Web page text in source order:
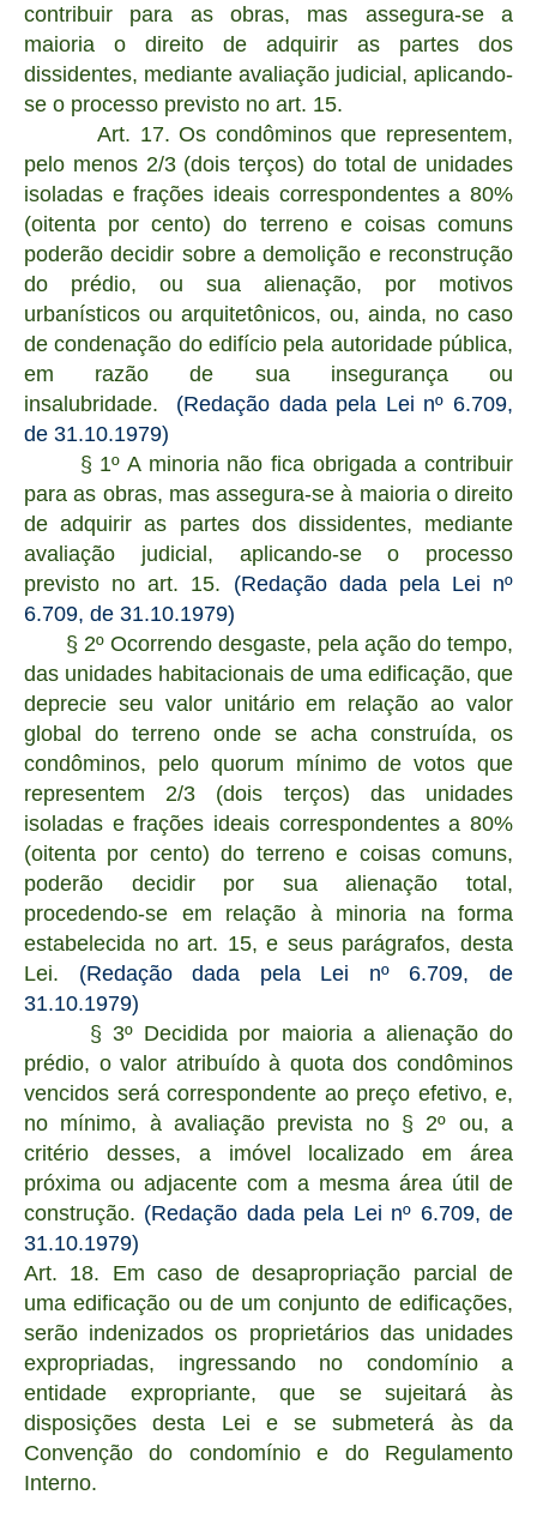
contribuir para as obras, mas assegura-se a
maioria o direito de adquirir as partes dos
dissidentes, mediante avaliação judicial, aplicando-
se o processo previsto no art. 15.
Art. 17. Os condôminos que representem,
pelo menos 2/3 (dois terços) do total de unidades
isoladas e frações ideais correspondentes a 80%
(oitenta por cento) do terreno e coisas comuns
poderão decidir sobre a demolição e reconstrução
do prédio, ou sua alienação, por motivos
urbanísticos ou arquitetônicos, ou, ainda, no caso
de condenação do edifício pela autoridade pública,
em razão de sua insegurança ou
insalubridade. (Redação dada pela Lei nº 6.709,
de 31.10.1979)
§ 1º A minoria não fica obrigada a contribuir
para as obras, mas assegura-se à maioria o direito
de adquirir as partes dos dissidentes, mediante
avaliação judicial, aplicando-se o processo
previsto no art. 15. (Redação dada pela Lei nº
6.709, de 31.10.1979)
§ 2º Ocorrendo desgaste, pela ação do tempo,
das unidades habitacionais de uma edificação, que
deprecie seu valor unitário em relação ao valor
global do terreno onde se acha construída, os
condôminos, pelo quorum mínimo de votos que
representem 2/3 (dois terços) das unidades
isoladas e frações ideais correspondentes a 80%
(oitenta por cento) do terreno e coisas comuns,
poderão decidir por sua alienação total,
procedendo-se em relação à minoria na forma
estabelecida no art. 15, e seus parágrafos, desta
Lei. (Redação dada pela Lei nº 6.709, de
31.10.1979)
§ 3º Decidida por maioria a alienação do
prédio, o valor atribuído à quota dos condôminos
vencidos será correspondente ao preço efetivo, e,
no mínimo, à avaliação prevista no § 2º ou, a
critério desses, a imóvel localizado em área
próxima ou adjacente com a mesma área útil de
construção. (Redação dada pela Lei nº 6.709, de
31.10.1979)
Art. 18. Em caso de desapropriação parcial de
uma edificação ou de um conjunto de edificações,
serão indenizados os proprietários das unidades
expropriadas, ingressando no condomínio a
entidade expropriante, que se sujeitará às
disposições desta Lei e se submeterá às da
Convenção do condomínio e do Regulamento
Interno.